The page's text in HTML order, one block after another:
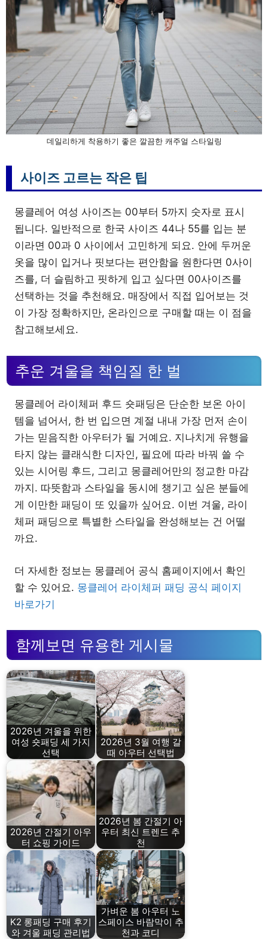
데일리하게 착용하기 좋은 깔끔한 캐주얼 스타일링
사이즈 고르는 작은 팁
몽클레어 여성 사이즈는 00부터 5까지 숫자로 표시
됩니다. 일반적으로 한국 사이즈 44나 55를 입는 분
이라면 00과 0 사이에서 고민하게 되요. 안에 두꺼운
옷을 많이 입거나 핏보다는 편안함을 원한다면 0사이
즈를, 더 슬림하고 핏하게 입고 싶다면 00사이즈를
선택하는 것을 추천해요. 매장에서 직접 입어보는 것
이 가장 정확하지만, 온라인으로 구매할 때는 이 점을
참고해보세요.
추운 겨울을 책임질 한 벌
몽클레어 라이체퍼 후드 숏패딩은 단순한 보온 아이
템을 넘어서, 한 번 입으면 계절 내내 가장 먼저 손이
가는 믿음직한 아우터가 될 거예요. 지나치게 유행을
타지 않는 클래식한 디자인, 필요에 따라 바꿔 쓸 수
있는 시어링 후드, 그리고 몽클레어만의 정교한 마감
까지. 따뜻함과 스타일을 동시에 챙기고 싶은 분들에
게 이만한 패딩이 또 있을까 싶어요. 이번 겨울, 라이
체퍼 패딩으로 특별한 스타일을 완성해보는 건 어떨
까요.
더 자세한 정보는 몽클레어 공식 홈페이지에서 확인
할 수 있어요. 몽클레어 라이체퍼 패딩 공식 페이지
바로가기
함께보면 유용한 게시물
2026년 겨울을 위한
여성 숏패딩 세 가지
선택
2026년 3월 여행 갈
때 아우터 선택법
2026년 간절기 아우
터 쇼핑 가이드
2026년 봄 간절기 아
우터 최신 트렌드 추
천
K2 롱패딩 구매 후기
와 겨울 패딩 관리법
가벼운 봄 아우터 노
스페이스 바람막이 추
천과 코디